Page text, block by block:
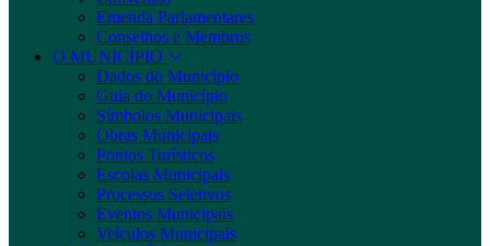
Emenda Parlamentares
Conselhos e Membros
O MUNICÍPIO
Dados do Município
Guia do Município
Símbolos Municipais
Obras Municipais
Pontos Turísticos
Escolas Municipais
Processos Seletivos
Eventos Municipais
Veículos Municipais